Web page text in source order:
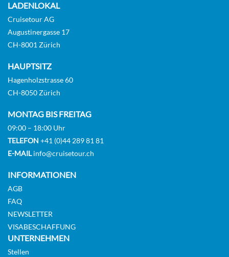
Veranda Suite-[V4]
Balkonkabine
LADENLOKAL
Cruisetour AG
Augustinergasse 17
CH-8001 Zürich
HAUPTSITZ
Hagenholzstrasse 60
CH-8050 Zürich
MONTAG BIS FREITAG
09:00 – 18:00 Uhr
TELEFON +41 (0)44 289 81 81
E-MAILinfo@cruisetour.ch
INFORMATIONEN
AGB
FAQ
NEWSLETTER
VISABESCHAFFUNG
UNTERNEHMEN
Stellen